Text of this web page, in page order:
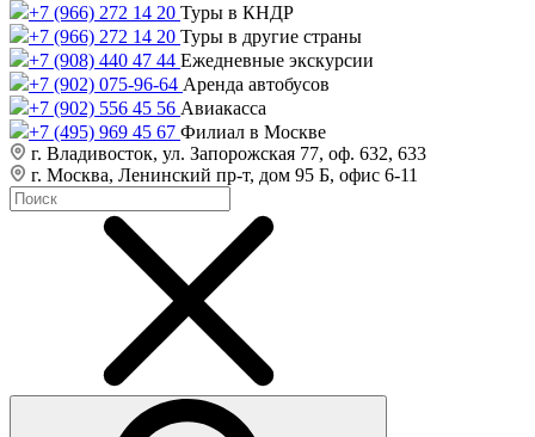
+7 (966) 272 14 20 Туры в КНДР
+7 (966) 272 14 20 Туры в другие страны
+7 (908) 440 47 44 Ежедневные экскурсии
+7 (902) 075-96-64 Аренда автобусов
+7 (902) 556 45 56 Авиакасса
+7 (495) 969 45 67 Филиал в Москве
г. Владивосток, ул. Запорожская 77, оф. 632, 633
г. Москва, Ленинский пр-т, дом 95 Б, офис 6-11